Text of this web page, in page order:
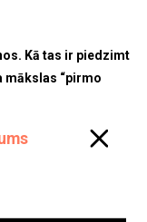
Kā tas ir piedzimt
mākslas “pirmo
ļoti būtiska. Mēs
taču mūsu
netiks pārdoti.
izstādē ir